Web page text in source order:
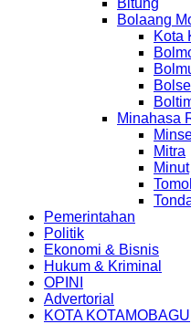
Bitung
Bolaang
Kota
Bolsel
Minahasa
Mitra
Minut
Pemerintahan
Politik
Ekonomi & Bisnis
Hukum & Kriminal
OPINI
Advertorial
KOTA KOTAMOBAGU